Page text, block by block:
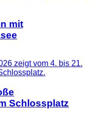
mit
Schlossplatz